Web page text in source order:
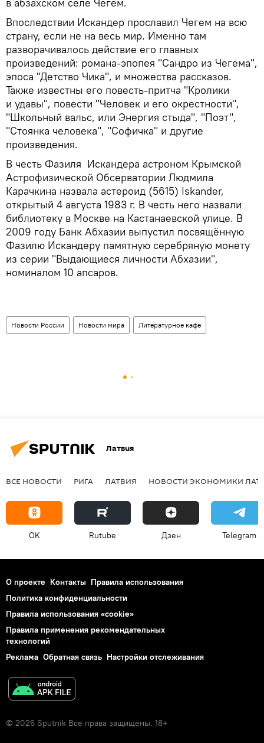
Впоследствии Искандер прославил Чегем на всю
страну, если не на весь мир. Именно там
разворачивалось действие его главных
произведений: романа-эпопея "Сандро из Чегема",
эпоса "Детство Чика", и множества рассказов.
Также известны его повесть-притча "Кролики
и удавы", повести "Человек и его окрестности",
"Школьный вальс, или Энергия стыда", "Поэт",
"Стоянка человека", "Софичка" и другие
произведения.
В честь Фазиля Искандера астроном Крымской
Астрофизической Обсерватории Людмила
Карачкина назвала астероид (5615) Iskander,
открытый 4 августа 1983 г. В честь него назвали
библиотеку в Москве на Кастанаевской улице. В
2009 году Банк Абхазии выпустил посвящённую
Фазилю Искандеру памятную серебряную монету
из серии "Выдающиеся личности Абхазии",
номиналом 10 апсаров.
Новости России Новости мира Литературное кафе
Латвия
ВСЕ НОВОСТИ РИГА ЛАТВИЯ НОВОСТИ ЭКОНОМИКИ
OK Rutube Дзен Telegram
О проекте Контакты Правила использования
Политика конфиденциальности
Правила использования «cookie»
Правила применения рекомендательных
технологий
Реклама Обратная связь Настройки отслеживания
© 2026 Sputnik Все права защищены. 18+